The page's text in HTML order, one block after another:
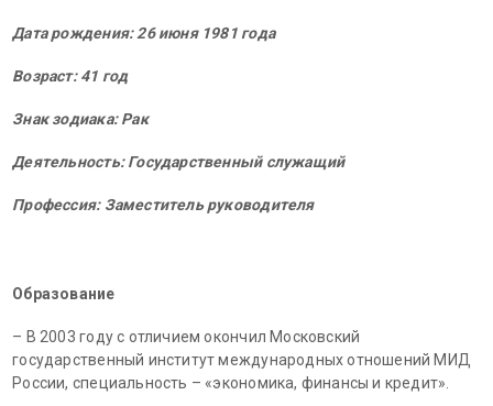
Дата рождения: 26 июня 1981 года
Возраст: 41 год
Знак зодиака: Рак
Деятельность: Государственный служащий
Профессия: Заместитель руководителя
Образование
– В 2003 году с отличием окончил Московский
государственный институт международных отношений МИД
России, специальность – «экономика, финансы и кредит».